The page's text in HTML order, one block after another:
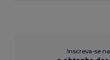
Inscreva-se